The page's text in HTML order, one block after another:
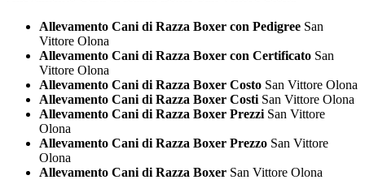
Allevamento Cani di Razza Boxer con Pedigree San
Vittore Olona
Allevamento Cani di Razza Boxer con Certificato San
Vittore Olona
Allevamento Cani di Razza Boxer Costo San Vittore Olona
Allevamento Cani di Razza Boxer Costi San Vittore Olona
Allevamento Cani di Razza Boxer Prezzi San Vittore
Olona
Allevamento Cani di Razza Boxer Prezzo San Vittore
Olona
Allevamento Cani di Razza Boxer San Vittore Olona